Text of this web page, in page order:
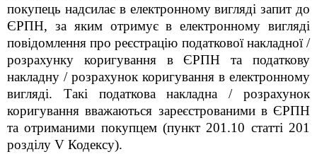
покупець надсилає в електронному вигляді запит до
ЄРПН, за яким отримує в електронному вигляді
повідомлення про реєстрацію податкової накладної /
розрахунку коригування в ЄРПН та податкову
накладну / розрахунок коригування в електронному
вигляді. Такі податкова накладна / розрахунок
коригування вважаються зареєстрованими в ЄРПН
та отриманими покупцем (пункт 201.10 статті 201
розділу V Кодексу).